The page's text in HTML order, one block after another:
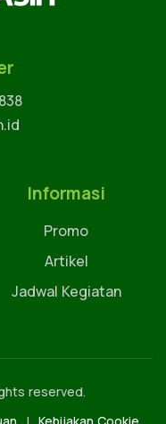
Informasi
Promo
Artikel
Jadwal Kegiatan
reserved.